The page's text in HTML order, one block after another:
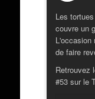
Les
couvre un
L'occasion
de faire
Retrouvez
#53 sur le